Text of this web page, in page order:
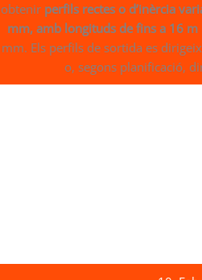
obtenir perfils rectes o d’inèrcia
mm, amb longituds de fins a 16 m
mm. Els perfils de sortida es
o, segons planificació,